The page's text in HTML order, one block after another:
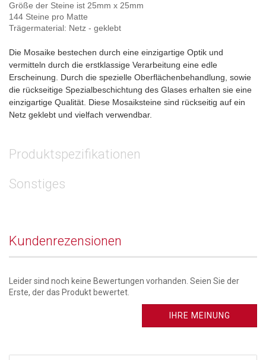
Größe der Steine ist 25mm x 25mm
144 Steine pro Matte
Trägermaterial: Netz - geklebt
Die Mosaike bestechen durch eine einzigartige Optik und
vermitteln durch die erstklassige Verarbeitung eine edle
Erscheinung. Durch die spezielle Oberflächenbehandlung, sowie
die rückseitige Spezialbeschichtung des Glases erhalten sie eine
einzigartige Qualität. Diese Mosaiksteine sind rückseitig auf ein
Netz geklebt und vielfach verwendbar.
Produktspezifikationen
Sonstiges
Kundenrezensionen
Leider sind noch keine Bewertungen vorhanden. Seien Sie der
Erste, der das Produkt bewertet.
IHRE MEINUNG